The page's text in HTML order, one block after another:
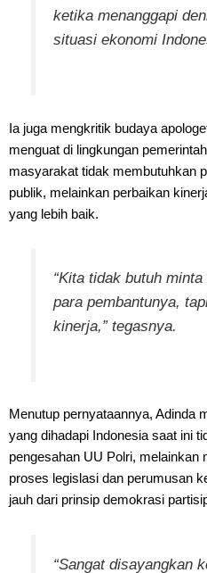
ketika menanggapi
situasi ekonomi
Ia juga mengkritik budaya
menguat di lingkungan
masyarakat tidak membutuhkan
publik, melainkan perbaikan
yang lebih baik.
“Kita tidak butuh
para pembantunya,
kinerja,” tegasnya.
Menutup pernyataannya, Adinda
yang dihadapi Indonesia saat ini
pengesahan UU Polri, melainkan
proses legislasi dan perumusan
jauh dari prinsip demokrasi
“Sangat disayangkan